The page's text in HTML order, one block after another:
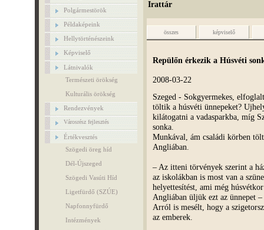
Polgármestörök
Példaképeink
Hellytörténészeink
Képviselő
Látnivalók
Természeti örökség
Kulturális örökség
Rendezvények
Városrész fejlesztés
Értékvesztés
Szögedi öreg híd
Dél-Újszeged
Szögedi Vasúti Híd
Ligetfürdő (SZÚE)
Napfonnyfürdő
Intézmények
Irattár
összes képviselő
Repülőn érkezik a Húsvéti
2008-03-22
Szeged - Sokgyermekes,
töltik a húsvéti ünnepeket?
kilátogatni a vadasparkba, míg
sonka.
Munkával, ám családi körben
Angliában.
– Az itteni törvények szerint a
az iskolákban is most van a
helyettesítést, ami még
Angliában üljük ezt az ünnepet
Arról is mesélt, hogy a
az emberek.